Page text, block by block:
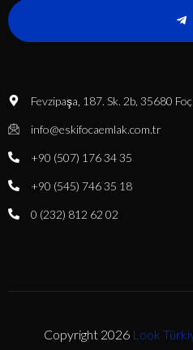
Fevzipaşa, 187. Sk. 2b, 35680
info@eskifocaemlak.com.tr
+90 (507) 176 34 35
+90 (545) 746 35 18
0 (232) 812 62 02
Copyright 2026 Look